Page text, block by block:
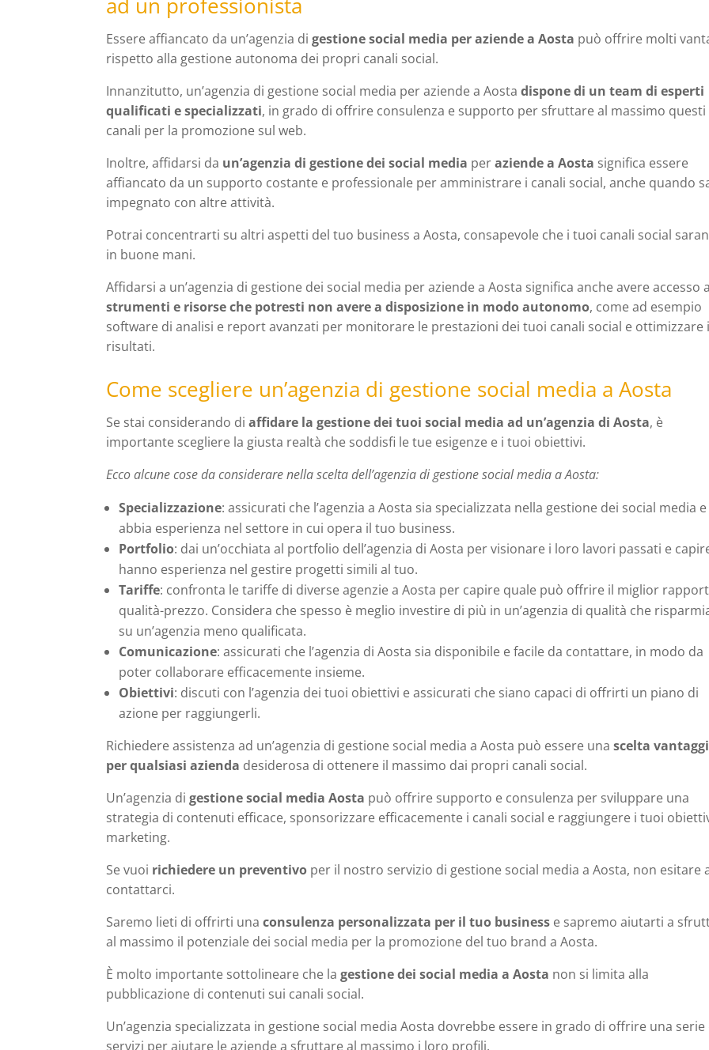
ad un professionista
Essere affiancato da un’agenzia digestione social media per aziende a Aosta può offrire molti
rispetto alla gestione autonoma dei propri canali social.
Innanzitutto, un’agenzia di gestione social media per aziende a Aostadispone di un team di esperti
qualificati e specializzati, in grado di offrire consulenza e supporto per sfruttare al massimo questi
canali per la promozione sul web.
Inoltre, affidarsi da un’agenzia di gestione dei social media peraziende a Aosta significa essere
affiancato da un supporto costante e professionale per amministrare i canali social, anche quando
impegnato con altre attività.
Potrai concentrarti su altri aspetti del tuo business a Aosta, consapevole che i tuoi canali social
in buone mani.
Affidarsi a un’agenzia di gestione dei social media per aziende a Aosta significa anche avere accesso a
strumenti e risorse che potresti non avere a disposizione in modo autonomo, come ad esempio
software di analisi e report avanzati per monitorare le prestazioni dei tuoi canali social e ottimizzare i
risultati.
Come scegliere un’agenzia di gestione social media a Aosta
Se stai considerando diaffidare la gestione dei tuoi social media ad un’agenzia di Aosta, è
importante scegliere la giusta realtà che soddisfi le tue esigenze e i tuoi obiettivi.
Ecco alcune cose da considerare nella scelta dell’agenzia di gestione social media a Aosta:
Specializzazione: assicurati che l’agenzia a Aosta sia specializzata nella gestione dei social media
abbia esperienza nel settore in cui opera il tuo business.
Portfolio: dai un’occhiata al portfolio dell’agenzia di Aosta per visionare i loro lavori passati e
hanno esperienza nel gestire progetti simili al tuo.
Tariffe: confronta le tariffe di diverse agenzie a Aosta per capire quale può offrire il miglior
qualità-prezzo. Considera che spesso è meglio investire di più in un’agenzia di qualità che
su un’agenzia meno qualificata.
Comunicazione: assicurati che l’agenzia di Aosta sia disponibile e facile da contattare, in modo da
poter collaborare efficacemente insieme.
Obiettivi: discuti con l’agenzia dei tuoi obiettivi e assicurati che siano capaci di offrirti un piano di
azione per raggiungerli.
Richiedere assistenza ad un’agenzia di gestione social media a Aosta può essere unascelta
per qualsiasi azienda desiderosa di ottenere il massimo dai propri canali social.
Un’agenzia di gestione social media Aosta può offrire supporto e consulenza per sviluppare una
strategia di contenuti efficace, sponsorizzare efficacemente i canali social e raggiungere i tuoi
marketing.
Se vuoi richiedere un preventivo per il nostro servizio di gestione social media a Aosta, non esitare
contattarci.
Saremo lieti di offrirti unaconsulenza personalizzata per il tuo business e sapremo aiutarti a
al massimo il potenziale dei social media per la promozione del tuo brand a Aosta.
È molto importante sottolineare che lagestione dei social media a Aosta non si limita alla
pubblicazione di contenuti sui canali social.
Un’agenzia specializzata in gestione social media Aosta dovrebbe essere in grado di offrire una serie
servizi per aiutare le aziende a sfruttare al massimo i loro profili.